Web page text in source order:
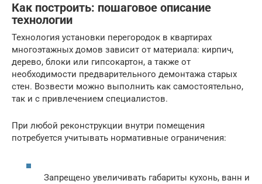
Как построить: пошаговое описание
технологии
Технология установки перегородок в квартирах
многоэтажных домов зависит от материала: кирпич,
дерево, блоки или гипсокартон, а также от
необходимости предварительного демонтажа старых
стен. Возвести можно выполнить как самостоятельно,
так и с привлечением специалистов.
При любой реконструкции внутри помещения
потребуется учитывать нормативные ограничения:
Запрещено увеличивать габариты кухонь, ванн и